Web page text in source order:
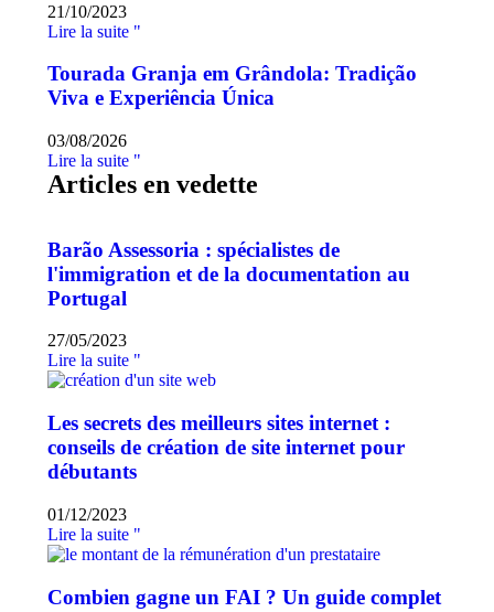
21/10/2023
Lire la suite "
Tourada Granja em Grândola: Tradição
Viva e Experiência Única
03/08/2026
Lire la suite "
Articles en vedette
Barão Assessoria : spécialistes de
l'immigration et de la documentation au
Portugal
27/05/2023
Lire la suite "
Les secrets des meilleurs sites internet :
conseils de création de site internet pour
débutants
01/12/2023
Lire la suite "
Combien gagne un FAI ? Un guide complet